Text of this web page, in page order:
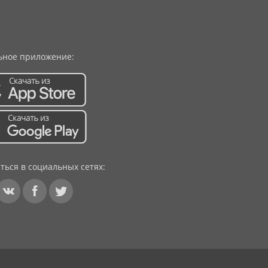
приложение:
в социальных сетях: